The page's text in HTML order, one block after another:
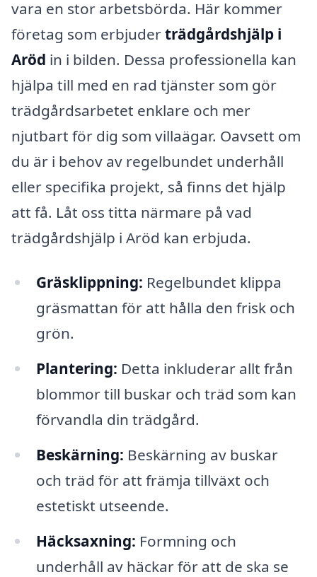
vara en stor arbetsbörda. Här kommer
företag som erbjuderträdgårdshjälp i
Aröd in i bilden. Dessa professionella kan
hjälpa till med en rad tjänster som gör
trädgårdsarbetet enklare och mer
njutbart för dig som villaägar. Oavsett om
du är i behov av regelbundet underhåll
eller specifika projekt, så finns det hjälp
att få. Låt oss titta närmare på vad
trädgårdshjälp i Aröd kan erbjuda.
Gräsklippning: Regelbundet klippa
gräsmattan för att hålla den frisk och
grön.
Plantering: Detta inkluderar allt från
blommor till buskar och träd som kan
förvandla din trädgård.
Beskärning: Beskärning av buskar
och träd för att främja tillväxt och
estetiskt utseende.
Häcksaxning: Formning och
underhåll av häckar för att de ska se